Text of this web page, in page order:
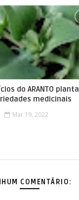
do ARANTO planta
medicinais
Mar 19, 2022
COMENTÁRIO: